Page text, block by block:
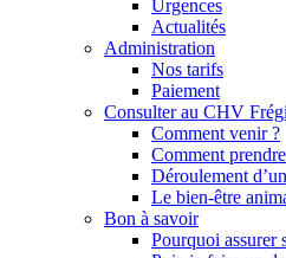
Urgences
Actualités
Administration
Nos tarifs
Paiement
Consulter au CHV
Comment venir ?
Comment
Déroulement
Le bien-être
Bon à savoir
Pourquoi assurer